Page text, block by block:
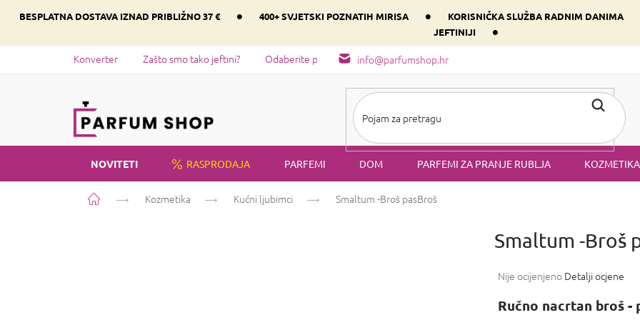
BESPLATNA DOSTAVA IZNAD PRIBLIŽNO 37 € • 400+ SVJETSKI POZNATIH MIRISA • KORISNIČKA SLUŽBA RADNIM DANIMA
JEFTINIJI
•
info@parfumshop.hr
Konverter Zašto smo tako jeftini? Odaberite parfem svog srca prema dominantnoj komponenti
NOVITETI RASPRODAJA PARFEMI DOM PARFEMI ZA PRANJE RUBLJA KOZMETIKA
Početna Kozmetika Kućni ljubimci Smaltum -Broš pasBroš
Smaltum -Broš
Prosječna
proizvoda
je
Nije ocijenjeno Detalji ocjene
Ručno nacrtan broš -